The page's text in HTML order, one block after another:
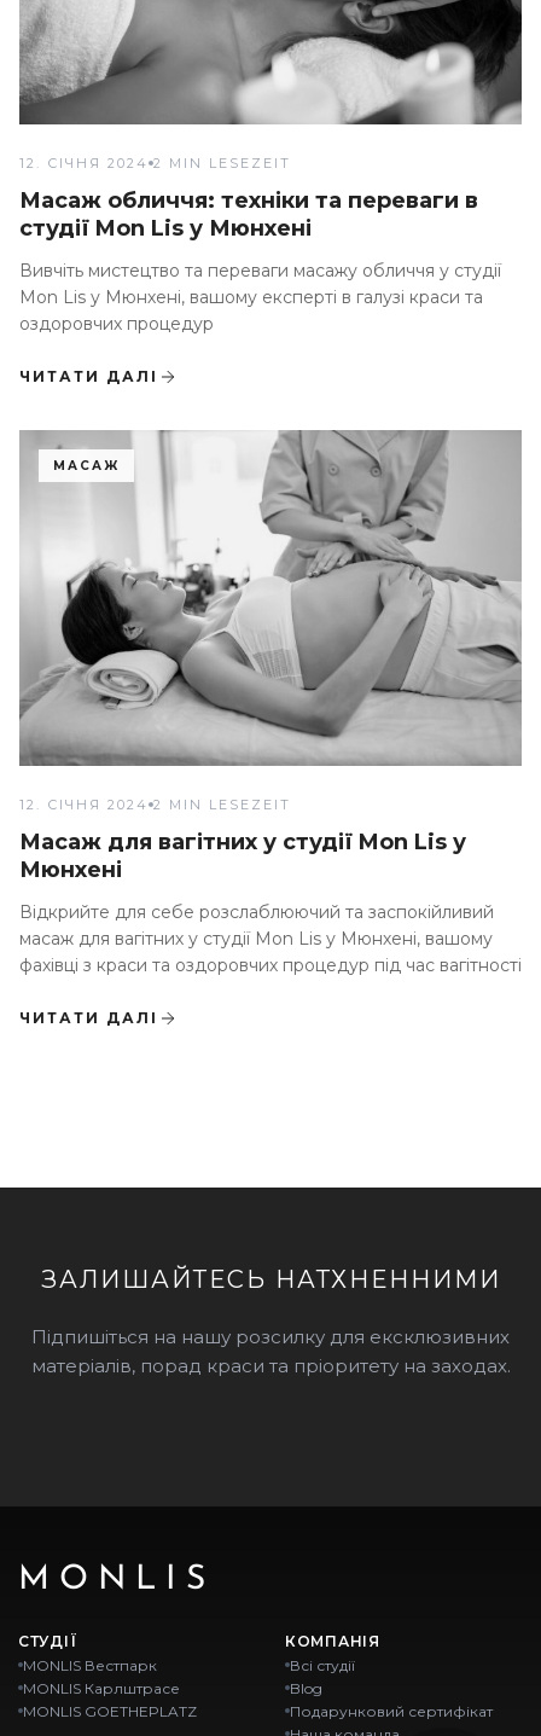
12. СІЧНЯ 2024 2 MIN LESEZEIT
Масаж обличчя: техніки та переваги в
студії Mon Lis у Мюнхені
Вивчіть мистецтво та переваги масажу обличчя у студії
Mon Lis у Мюнхені, вашому експерті в галузі краси та
оздоровчих процедур
ЧИТАТИ ДАЛІ
МАСАЖ
12. СІЧНЯ 2024 2 MIN LESEZEIT
Масаж для вагітних у студії Mon Lis у
Мюнхені
Відкрийте для себе розслаблюючий та заспокійливий
масаж для вагітних у студії Mon Lis у Мюнхені, вашому
фахівці з краси та оздоровчих процедур під час вагітності
ЧИТАТИ ДАЛІ
ЗАЛИШАЙТЕСЬ НАТХНЕННИМИ
Підпишіться на нашу розсилку для ексклюзивних
матеріалів, порад краси та пріоритету на заходах.
MONLIS
СТУДІЇ
MONLIS Вестпарк
MONLIS Карлштрасе
MONLIS GOETHEPLATZ
КОМПАНІЯ
Всі студії
Blog
Подарунковий сертифікат